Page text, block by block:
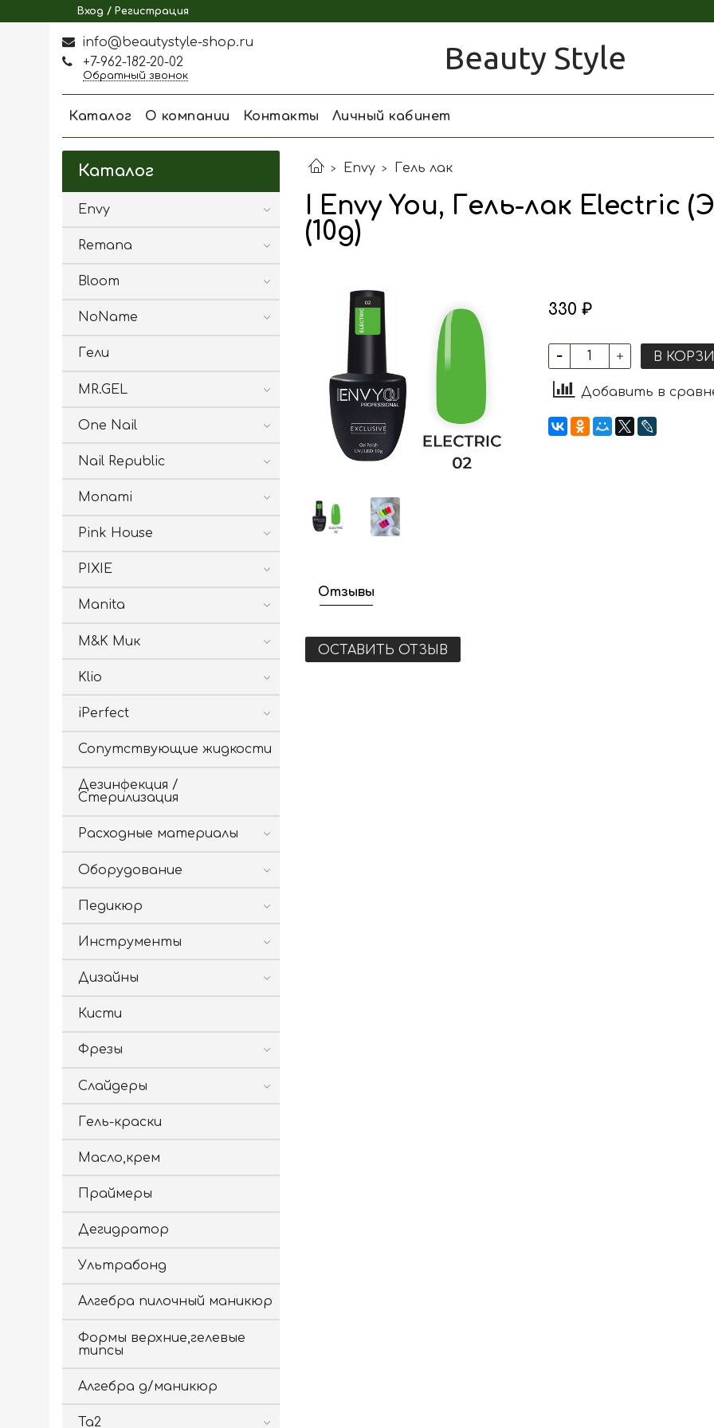
Вход / Регистрация
info@beautystyle-shop.ru
+7-962-182-20-02
Обратный звонок Beauty Style
Каталог О компании Контакты Личный кабинет
Envy Гель лак
I Envy You, Гель-лак Electric
(10g)
330 ₽
В
Добавить в
Отзывы
ОСТАВИТЬ ОТЗЫВ
Каталог
Envy
Remana
Bloom
NoName
Гели
MR.GEL
One Nail
Nail Republic
Monami
Pink House
PIXIE
Manita
M&K Мик
Klio
iPerfect
Сопутствующие жидкости
Дезинфекция /
Стерилизация
Расходные материалы
Оборудование
Педикюр
Инструменты
Дизайны
Кисти
Фрезы
Слайдеры
Гель-краски
Масло,крем
Праймеры
Дегидратор
Ультрабонд
Алгебра пилочный маникюр
Формы верхние,гелевые
типсы
Алгебра д/маникюр
Ta2